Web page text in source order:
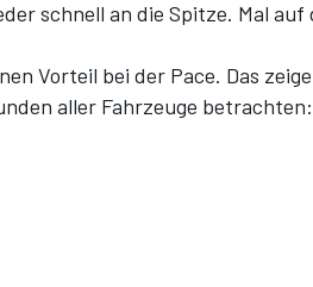
schnell an die Spitze. Mal auf
Vorteil bei der Pace. Das
aller Fahrzeuge betrachten: